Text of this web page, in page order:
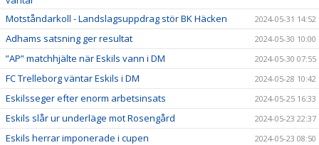
Motståndarkoll - Landslagsuppdrag stör BK Häcken 2024-05-31 14:52
Adhams satsning ger resultat 2024-05-30 10:00
”AP” matchhjälte när Eskils vann i DM 2024-05-30 07:55
FC Trelleborg väntar Eskils i DM 2024-05-28 10:42
Eskilsseger efter enorm arbetsinsats 2024-05-25 16:33
Eskils slår ur underläge mot Rosengård 2024-05-23 22:37
Eskils herrar imponerade i cupen 2024-05-23 08:50